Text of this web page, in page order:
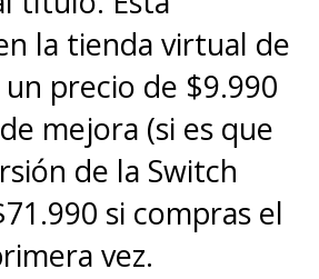
de
y portabilidad.
ofrece una
de solo 3 a 4 horas
la tienda virtual de
precio de $9.990
mejora (si es que
de la Switch
si compras el
vez.